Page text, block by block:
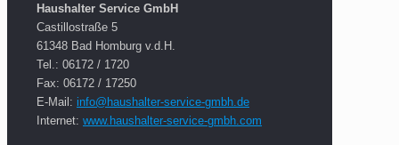
Haushalter Service GmbH
Castillostraße 5
61348 Bad Homburg v.d.H.
Tel.: 06172 / 1720
Fax: 06172 / 17250
E-Mail: info@haushalter-service-gmbh.de
Internet: www.haushalter-service-gmbh.com